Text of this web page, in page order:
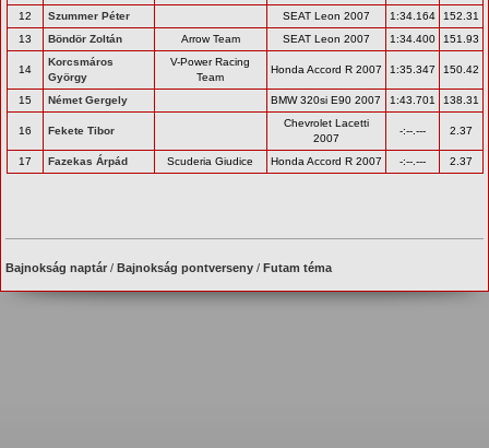
12
Szummer Péter SEAT Leon 2007 1:34.164
152.31
13
Böndör Zoltán Arrow Team SEAT Leon 2007 1:34.400 151.93
14
Korcsmáros
György
V-Power Racing
Team
Honda Accord R 2007 1:35.347 150.42
15 Német Gergely BMW 320si E90 2007 1:43.701 138.31
16 Fekete Tibor
Chevrolet Lacetti
2007
-:--.--- 2.37
17 Fazekas Árpád Scuderia Giudice Honda Accord R 2007 -:--.--- 2.37
Bajnokság naptár /Bajnokság pontverseny /Futam téma